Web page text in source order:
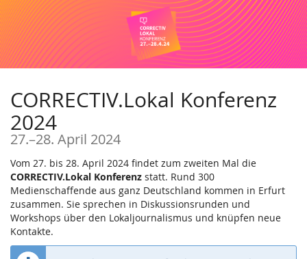
Zum
Haupt-
Inhalt
springen
CORRECTIV.Lokal Konferenz
2024
27.–bis
28. April 2024
Vom 27. bis 28. April 2024 findet zum zweiten Mal die
CORRECTIV.Lokal Konferenz statt. Rund 300
Medienschaffende aus ganz Deutschland kommen in Erfurt
zusammen. Sie sprechen in Diskussionsrunden und
Workshops über den Lokaljournalismus und knüpfen neue
Kontakte.